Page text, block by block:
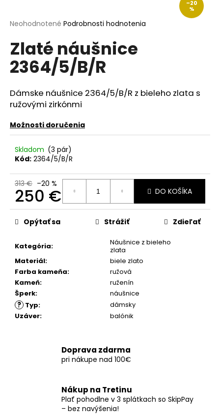
Priemerné
produktu
je
0,0
z
hviezdičiek.
Neohodnotené Podrobnosti hodnotenia
Zlaté náušnice
2364/5/B/R
Dámske náušnice 2364/5/B/R z bieleho zlata s
ružovými zirkónmi
Možnosti doručenia
Skladom (3 pár)
Kód: 2364/5/B/R
313 € –20 %
250 €
Jednotková
cena:
DO KOŠÍKA
Kategória:
Náušnice z bieleho
zlata
Materiál:
biele zlato
Farba kameňa:
ružová
Kameň:
ruženín
Šperk: náušnice
? Typ:
dámsky
Uzáver: balónik
Opýtať sa Strážiť Zdieľať
–20
%
Doprava zdarma
pri nákupe nad 100€
Nákup na Tretinu
Plať pohodlne v 3 splátkach so SkipPay
– bez navýšenia!
j
ť
?
O
p
o
ú
č
m